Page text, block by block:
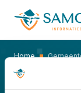
Home